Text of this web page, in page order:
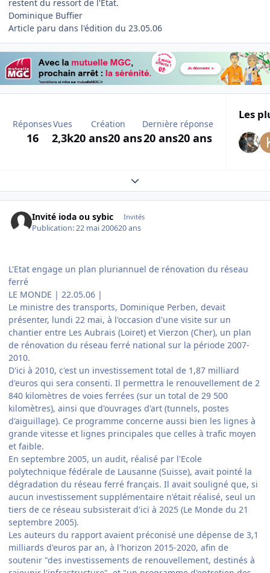
restent du ressort de l'Etat.
Dominique Buffier
Article paru dans l'édition du 23.05.06
Réponses
16
Vues
2,3k
Création
20 ans20 ans
Dernière réponse
20 ans20 ans
Les
Expand topic overview
Invité ioda ou sybic Invités
Publication:22 mai 200620 ans
L'Etat engage un plan pluriannuel de rénovation du réseau
ferré
LE MONDE | 22.05.06 |
Le ministre des transports, Dominique Perben, devait
présenter, lundi 22 mai, à l'occasion d'une visite sur un
chantier entre Les Aubrais (Loiret) et Vierzon (Cher), un plan
de rénovation du réseau ferré national sur la période 2007-
2010.
D'ici à 2010, c'est un investissement total de 1,87 milliard
d'euros qui sera consenti. Il permettra le renouvellement de 2
840 kilomètres de voies ferrées (sur un total de 29 500
kilomètres), ainsi que d'ouvrages d'art (tunnels, postes
d'aiguillage). Ce programme concerne aussi bien les lignes à
grande vitesse et lignes principales que celles à trafic moyen
et faible.
En septembre 2005, un audit, réalisé par l'Ecole
polytechnique fédérale de Lausanne (Suisse), avait pointé la
dégradation du réseau ferré français. Il avait souligné que, si
aucun investissement supplémentaire n'était réalisé, seul un
tiers de ce réseau subsisterait d'ici à 2025 (Le Monde du 21
septembre 2005).
Les auteurs du rapport avaient préconisé une dépense de 3,1
milliards d'euros par an, à l'horizon 2015-2020, afin de
soutenir "des investissements de renouvellement, destinés à